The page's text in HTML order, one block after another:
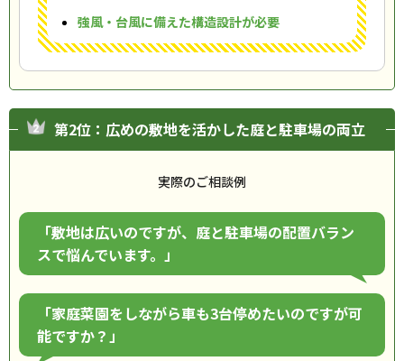
強風・台風に備えた構造設計が必要
第2位：広めの敷地を活かした庭と駐車場の両立
実際のご相談例
「敷地は広いのですが、庭と駐車場の配置バラン
スで悩んでいます。」
「家庭菜園をしながら車も3台停めたいのですが可
能ですか？」